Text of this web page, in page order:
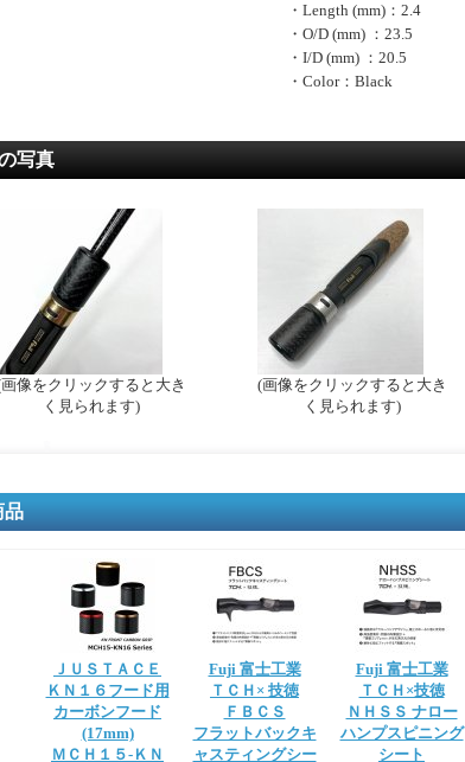
・Length (mm)：2.4
・O/D (mm) ：23.5
・I/D (mm) ：20.5
・Color：Black
写真
像をクリックすると大き
く見られます)
(画像をクリックすると大き
く見られます)
品
ＪＵＳＴＡＣＥ
ＫＮ１６フード用
カーボンフード
(17mm)
ＭＣＨ１５-ＫＮ
Fuji 富士工業
ＴＣＨ× 技徳
ＦＢＣＳ
フラットバックキ
ャスティングシー
Fuji 富士工業
ＴＣＨ×技徳
ＮＨＳＳ ナロー
ハンプスピニング
シート